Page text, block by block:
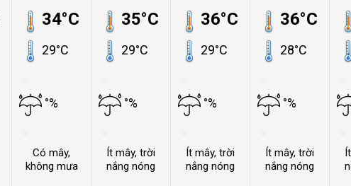
34°C
29°C
°%
Có mây,
không mưa
35°C
29°C
°%
Ít mây, trời
nắng nóng
36°C
29°C
°%
Ít mây, trời
nắng nóng
36°C
28°C
°%
Ít mây, trời
nắng nóng